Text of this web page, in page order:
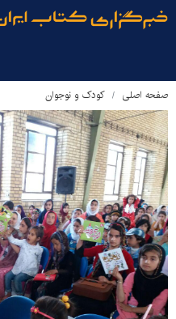
صفحه اصلی کودک و نوجوان